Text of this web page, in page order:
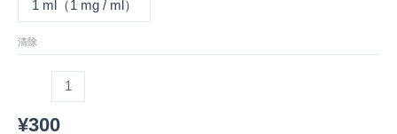
1 ml（1 mg / ml）
清除
¥300